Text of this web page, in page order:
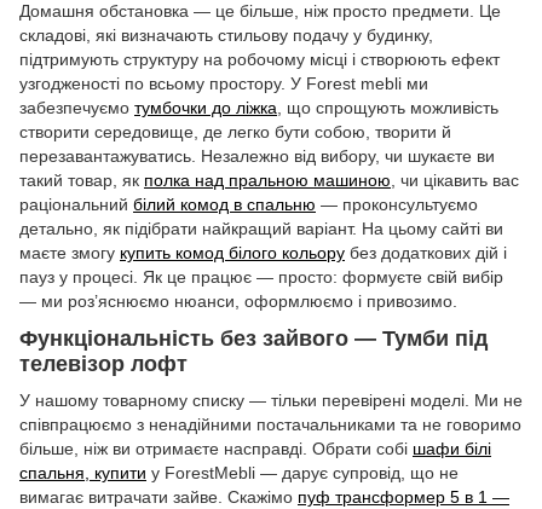
Домашня обстановка — це більше, ніж просто предмети. Це
складові, які визначають стильову подачу у будинку,
підтримують структуру на робочому місці і створюють ефект
узгодженості по всьому простору. У Forest mebli ми
забезпечуємо тумбочки до ліжка, що спрощують можливість
створити середовище, де легко бути собою, творити й
перезавантажуватись. Незалежно від вибору, чи шукаєте ви
такий товар, як полка над пральною машиною, чи цікавить вас
раціональний білий комод в спальню — проконсультуємо
детально, як підібрати найкращий варіант. На цьому сайті ви
маєте змогу купить комод білого кольору без додаткових дій і
пауз у процесі. Як це працює — просто: формуєте свій вибір
— ми роз’яснюємо нюанси, оформлюємо і привозимо.
Функціональність без зайвого — Тумби під
телевізор лофт
У нашому товарному списку — тільки перевірені моделі. Ми не
співпрацюємо з ненадійними постачальниками та не говоримо
більше, ніж ви отримаєте насправді. Обрати собі шафи білі
спальня, купити у ForestMebli — дарує супровід, що не
вимагає витрачати зайве. Скажімо пуф трансформер 5 в 1 —